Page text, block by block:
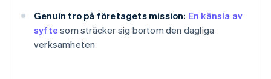
Genuin tro på företagets mission: En känsla av
syfte som sträcker sig bortom den dagliga
verksamheten